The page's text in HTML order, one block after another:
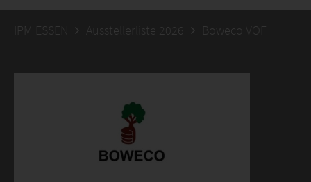
IPM ESSEN Ausstellerliste 2026 Boweco VOF